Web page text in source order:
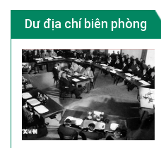
Dư địa chí biên phòng